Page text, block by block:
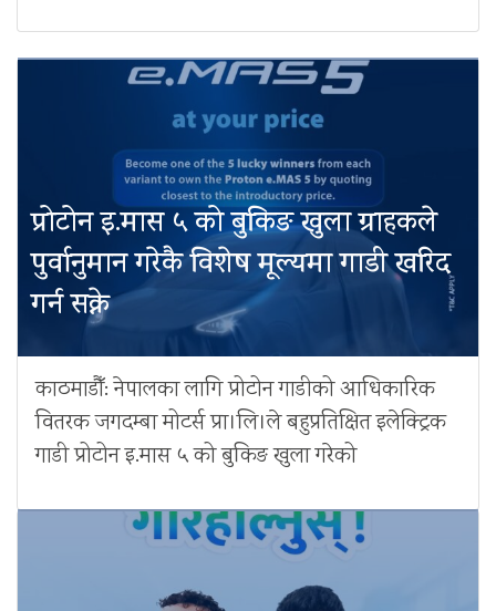
प्रोटोन इ.मास ५ को बुकिङ खुला ग्राहकले
पुर्वानुमान गरेकै विशेष मूल्यमा गाडी खरिद
गर्न सक्ने
काठमाडौँ: नेपालका लागि प्रोटोन गाडीको आधिकारिक
वितरक जगदम्बा मोटर्स प्रा।लि।ले बहुप्रतिक्षित इलेक्ट्रिक
गाडी प्रोटोन इ.मास ५ को बुकिङ खुला गरेको